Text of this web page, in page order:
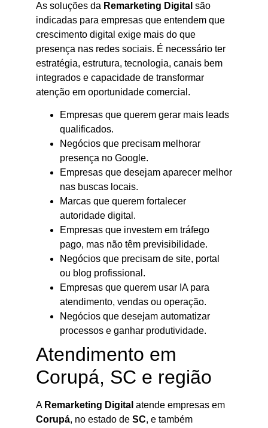
As soluções da Remarketing Digital são
indicadas para empresas que entendem que
crescimento digital exige mais do que
presença nas redes sociais. É necessário ter
estratégia, estrutura, tecnologia, canais bem
integrados e capacidade de transformar
atenção em oportunidade comercial.
Empresas que querem gerar mais leads
qualificados.
Negócios que precisam melhorar
presença no Google.
Empresas que desejam aparecer melhor
nas buscas locais.
Marcas que querem fortalecer
autoridade digital.
Empresas que investem em tráfego
pago, mas não têm previsibilidade.
Negócios que precisam de site, portal
ou blog profissional.
Empresas que querem usar IA para
atendimento, vendas ou operação.
Negócios que desejam automatizar
processos e ganhar produtividade.
Atendimento em
Corupá, SC e região
A Remarketing Digital atende empresas em
Corupá, no estado de SC, e também